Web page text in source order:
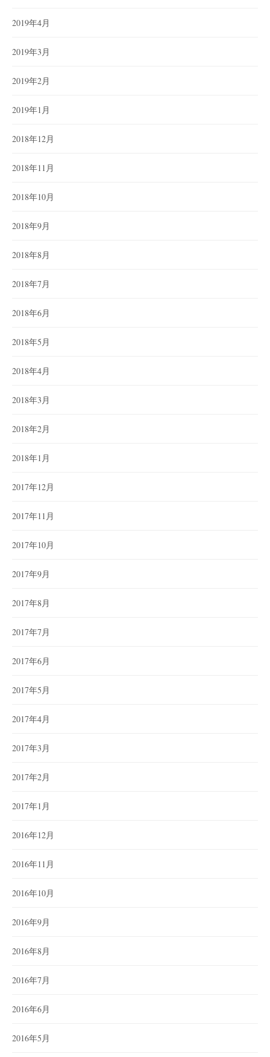
2019年4月
2019年3月
2019年2月
2019年1月
2018年12月
2018年11月
2018年10月
2018年9月
2018年8月
2018年7月
2018年6月
2018年5月
2018年4月
2018年3月
2018年2月
2018年1月
2017年12月
2017年11月
2017年10月
2017年9月
2017年8月
2017年7月
2017年6月
2017年5月
2017年4月
2017年3月
2017年2月
2017年1月
2016年12月
2016年11月
2016年10月
2016年9月
2016年8月
2016年7月
2016年6月
2016年5月